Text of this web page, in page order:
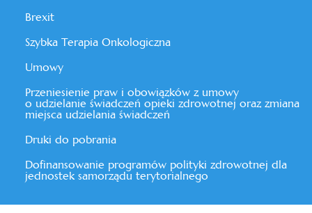
Brexit
Szybka Terapia Onkologiczna
Umowy
Przeniesienie praw i obowiązków z umowy
o udzielanie świadczeń opieki zdrowotnej oraz zmiana
miejsca udzielania świadczeń
Druki do pobrania
Dofinansowanie programów polityki zdrowotnej dla
jednostek samorządu terytorialnego